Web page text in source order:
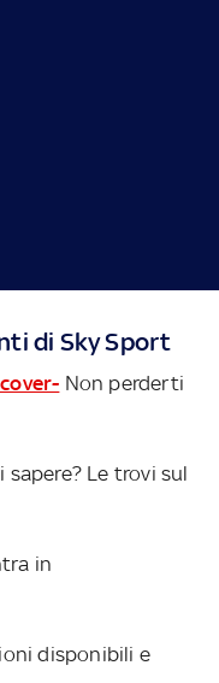
di Sky Sport
Non perderti
sapere? Le trovi sul
in
disponibili e